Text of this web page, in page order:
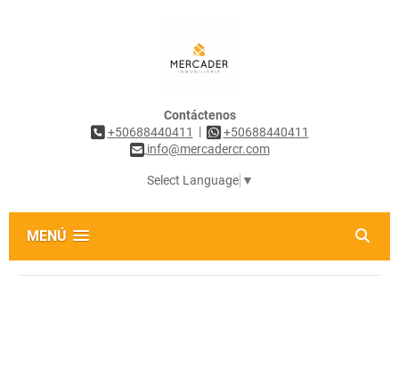
Contáctenos
+50688440411
|
+50688440411
info@mercadercr.com
Select Language ▼
MENÚ